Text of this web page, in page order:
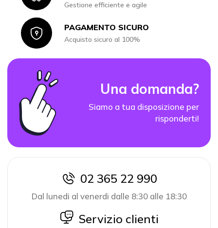
Gestione efficiente e agile
IconPAGAMENTO SICURO
Acquisto sicuro al 100%
Una domanda?
Siamo a tua disposizione per
risponderti!
icon
02 365 22 990
Dal lunedi al venerdi dalle 8:30 alle 18:30
icon
Servizio clienti